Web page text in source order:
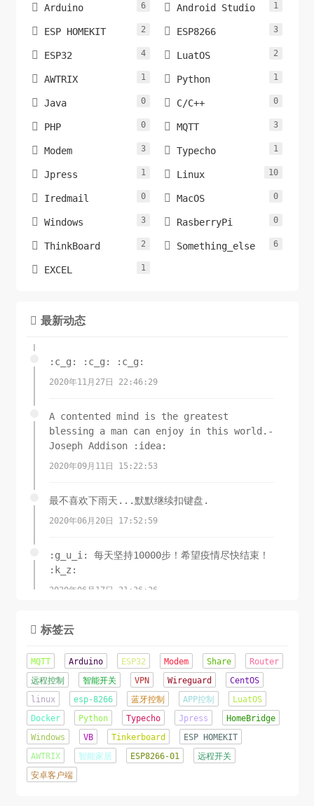
 Arduino 6  Android Studio 1
 ESP HOMEKIT 2  ESP8266 3
 ESP32 4  LuatOS 2
 AWTRIX 1  Python 1
 Java 0  C/C++ 0
 PHP 0  MQTT 3
 Modem 3  Typecho 1
 Jpress 1  Linux 10
 Iredmail 0  MacOS 0
 Windows 3  RasberryPi 0
 ThinkBoard 2  Something_else 6
 EXCEL 1
 最新动态
:c_g: :c_g: :c_g:
2020年11月27日 22:46:29
A contented mind is the greatest
blessing a man can enjoy in this world.-
Joseph Addison :idea:
2020年09月11日 15:22:53
最不喜欢下雨天...默默继续扣键盘.
2020年06月20日 17:52:59
:g_u_i: 每天坚持10000步！希望疫情尽快结束！
:k_z:
2020年06月17日 21:36:26
锲而舍之，朽木不折;锲而不舍，金石可镂.-荀子
这才是夏天该有的样子！
2020年06月07日 16:22:44
辛苦了几天...终于成功将网站从Jpress移植到了
TypeCho.o(╥﹏╥)o
2020年06月05日 22:12:09
 标签云
MQTT Arduino ESP32 Modem Share
Router
远程控制
智能开关 VPN Wireguard
CentOS
linux
esp-8266 蓝牙控制 APP控制
LuatOS
Docker
Python Typecho Jpress
HomeBridge
Windows
VB Tinkerboard
ESP HOMEKIT
AWTRIX
智能家居 ESP8266-01
远程开关
安卓客户端